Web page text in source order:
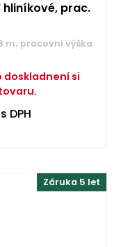
hliníkové, prac.
m; pracovní výška
doskladnení si
s DPH
Záruka 5 let